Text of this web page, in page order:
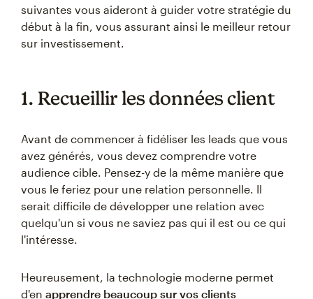
suivantes vous aideront à guider votre stratégie du
début à la fin, vous assurant ainsi le meilleur retour
sur investissement.
1. Recueillir les données client
Avant de commencer à fidéliser les leads que vous
avez générés, vous devez comprendre votre
audience cible. Pensez-y de la même manière que
vous le feriez pour une relation personnelle. Il
serait difficile de développer une relation avec
quelqu'un si vous ne saviez pas qui il est ou ce qui
l'intéresse.
Heureusement, la technologie moderne permet
d'en apprendre beaucoup sur vos clients